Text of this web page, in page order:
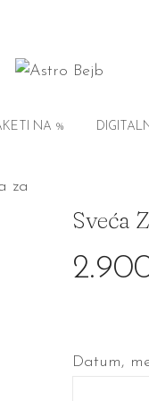
NA %
Sveća
Datum,